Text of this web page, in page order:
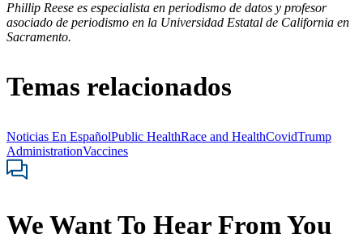
Phillip Reese es especialista en periodismo de datos y profesor
asociado de periodismo en la Universidad Estatal de California en
Sacramento.
Temas relacionados
Noticias En EspañolPublic HealthRace and HealthCovidTrump
AdministrationVaccines
We Want To Hear From You